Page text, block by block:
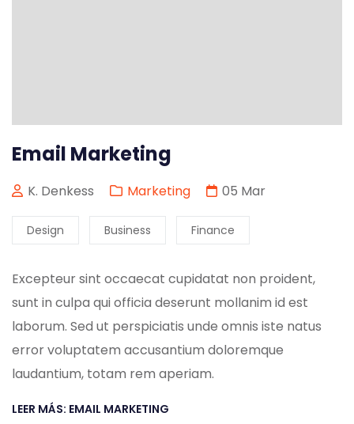
Email Marketing
K. Denkess Marketing 05 Mar
Design Business Finance
Excepteur sint occaecat cupidatat non proident,
sunt in culpa qui officia deserunt mollanim id est
laborum. Sed ut perspiciatis unde omnis iste natus
error voluptatem accusantium doloremque
laudantium, totam rem aperiam.
LEER MÁS: EMAIL MARKETING